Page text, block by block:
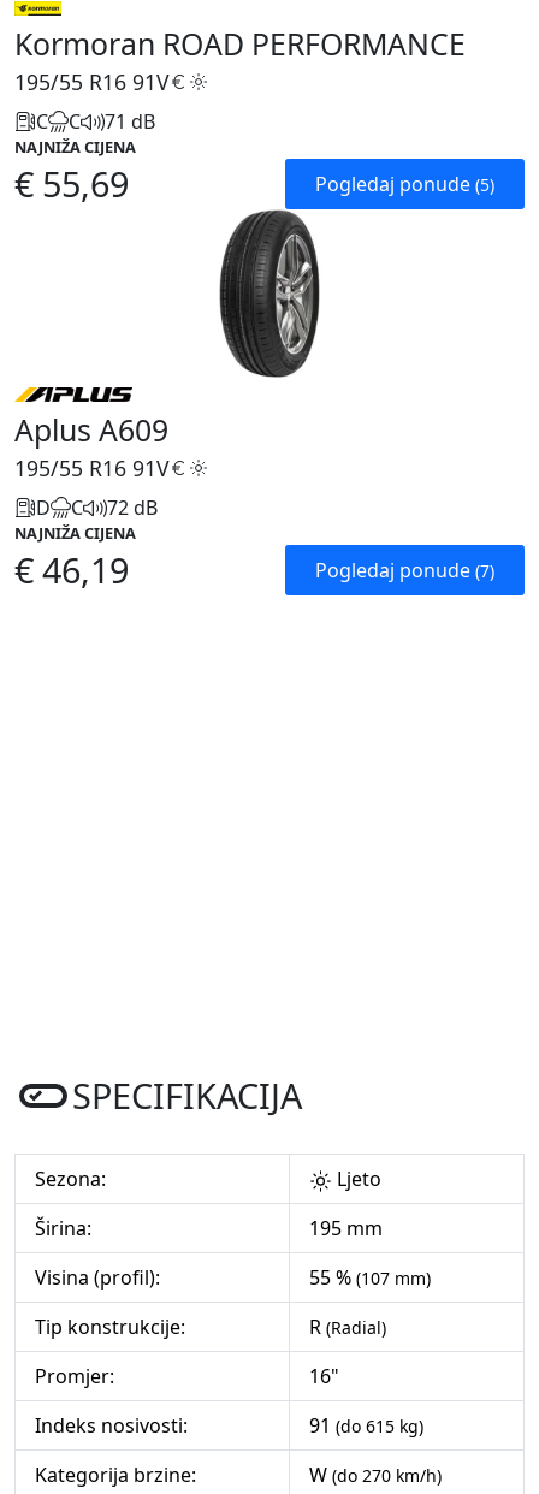
Kormoran ROAD PERFORMANCE
195/55 R16 91V
C C 71 dB
NAJNIŽA CIJENA
€ 55,69 Pogledaj ponude (5)
Aplus A609
195/55 R16 91V
D C 72 dB
NAJNIŽA CIJENA
€ 46,19 Pogledaj ponude (7)
SPECIFIKACIJA
Sezona:
Ljeto
Širina:
195 mm
Visina (profil):
55 % (107 mm)
Tip konstrukcije: R (Radial)
Promjer:
16"
Indeks nosivosti:
91 (do 615 kg)
Kategorija brzine: W (do 270 km/h)